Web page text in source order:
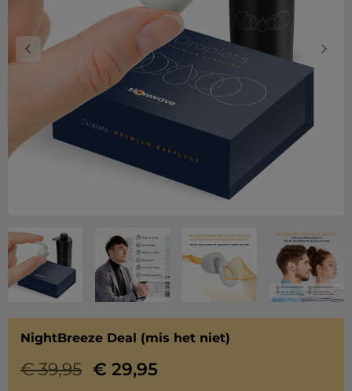
NightBreeze Deal (mis het niet)
€39,95 € 29,95